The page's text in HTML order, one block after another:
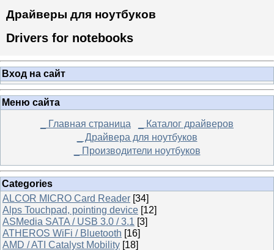
Драйверы для ноутбуков
Drivers for notebooks
Вход на сайт
Меню сайта
_ Главная страница
_ Каталог драйверов
_ Драйвера для ноутбуков
_ Производители ноутбуков
Categories
ALCOR MICRO Card Reader [34]
Alps Touchpad, pointing device [12]
ASMedia SATA / USB 3.0 / 3.1 [3]
ATHEROS WiFi / Bluetooth [16]
AMD / ATI Catalyst Mobility [18]